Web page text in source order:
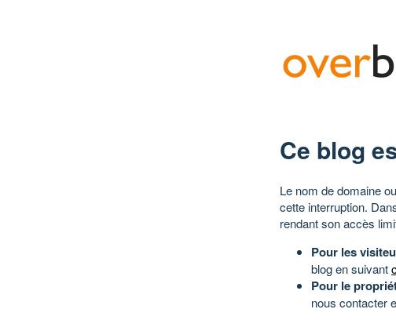
Ce blog
Le nom de domaine
cette interruption.
rendant son accès
Pour les
blog en suivant
Pour le
nous contacter